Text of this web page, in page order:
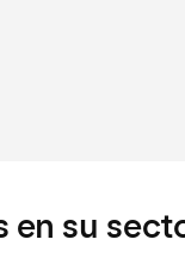
en su